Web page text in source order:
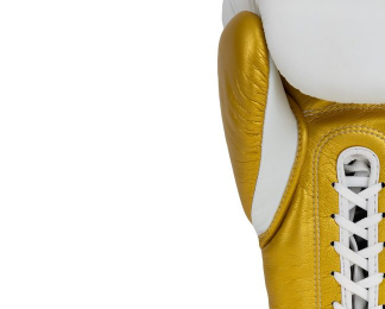
Brazilian Jiu jitsu